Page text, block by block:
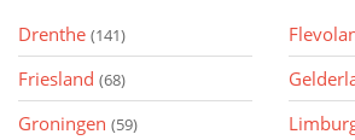
Drenthe (141)
Friesland (68)
Groningen (59)